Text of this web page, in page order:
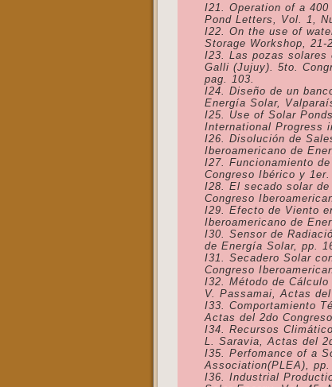
I21. Operation of a
Pond Letters, Vol. 1,
I22. On the use of
Storage Workshop, 21-
I23. Las pozas solares
Galli (Jujuy). 5to.
pag. 103.
I24. Diseño de un
Energía Solar,
I25. Use of Solar
International Progress
I26. Disolución de
Iberoamericano de
I27. Funcionamiento
Congreso Ibérico y
I28. El secado solar
Congreso
I29. Efecto de Viento
Iberoamericano de
I30. Sensor de
de Energía Solar, pp.
I31. Secadero Solar
Congreso
I32. Método de
V. Passamai, Actas
I33. Comportamiento
Actas del 2do
I34. Recursos
L. Saravia, Actas del
I35. Perfomance of a
Association(PLEA),
I36. Industrial